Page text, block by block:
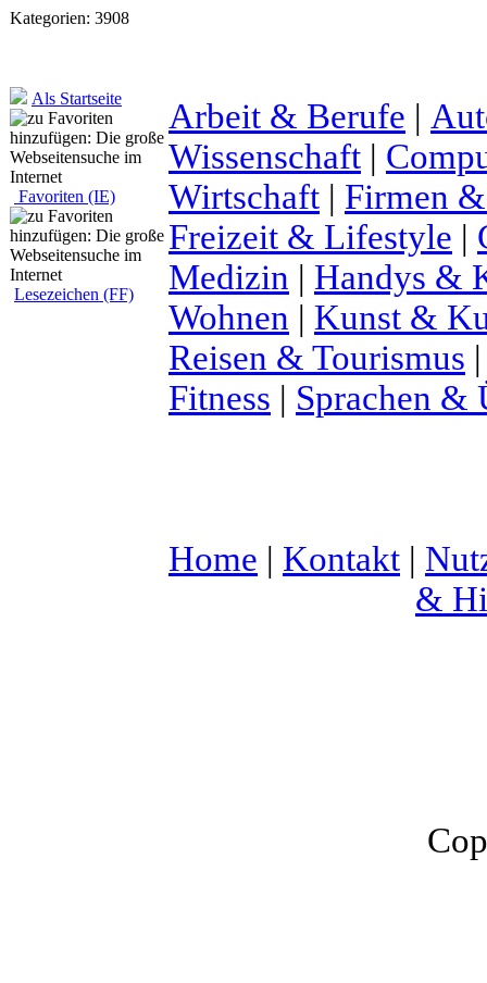
Kategorien: 3908
Als Startseite
Favoriten (IE)
Lesezeichen (FF)
Arbeit & Berufe |
Wissenschaft |
Wirtschaft | Firmen
Freizeit & Lifestyle |
Medizin | Handys &
Wohnen | Kunst &
Reisen & Tourismus
Fitness | Sprachen &
Home | Kontakt |
&